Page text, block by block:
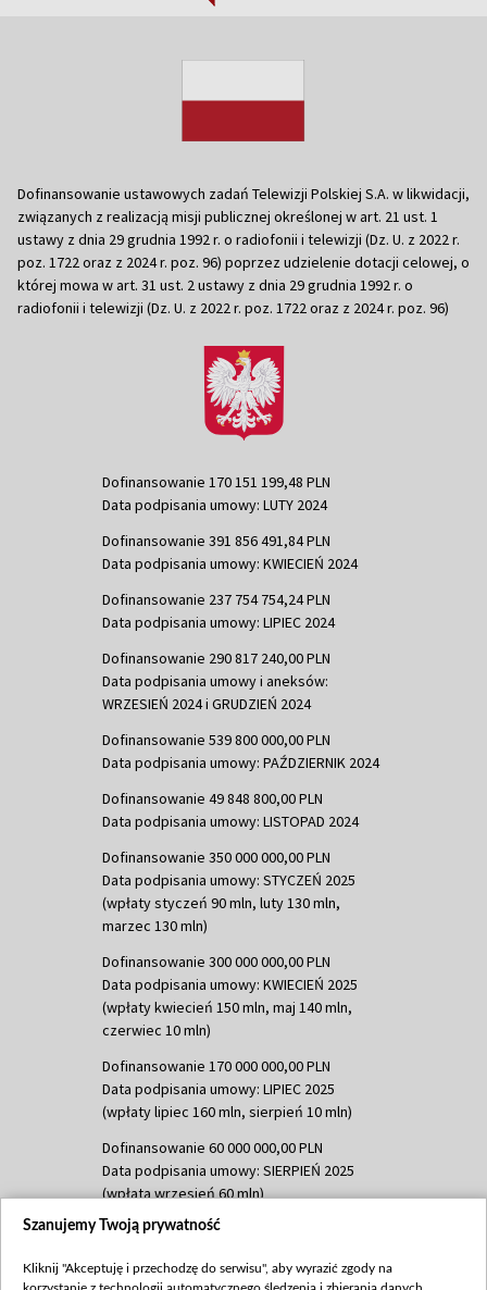
Dofinansowanie ustawowych zadań Telewizji Polskiej S.A. w likwidacji,
związanych z realizacją misji publicznej określonej w art. 21 ust. 1
ustawy z dnia 29 grudnia 1992 r. o radiofonii i telewizji (Dz. U. z 2022 r.
poz. 1722 oraz z 2024 r. poz. 96) poprzez udzielenie dotacji celowej, o
której mowa w art. 31 ust. 2 ustawy z dnia 29 grudnia 1992 r. o
radiofonii i telewizji (Dz. U. z 2022 r. poz. 1722 oraz z 2024 r. poz. 96)
Dofinansowanie 170 151 199,48 PLN
Data podpisania umowy: LUTY 2024
Dofinansowanie 391 856 491,84 PLN
Data podpisania umowy: KWIECIEŃ 2024
Dofinansowanie 237 754 754,24 PLN
Data podpisania umowy: LIPIEC 2024
Dofinansowanie 290 817 240,00 PLN
Data podpisania umowy i aneksów:
WRZESIEŃ 2024 i GRUDZIEŃ 2024
Dofinansowanie 539 800 000,00 PLN
Data podpisania umowy: PAŹDZIERNIK 2024
Dofinansowanie 49 848 800,00 PLN
Data podpisania umowy: LISTOPAD 2024
Dofinansowanie 350 000 000,00 PLN
Data podpisania umowy: STYCZEŃ 2025
(wpłaty styczeń 90 mln, luty 130 mln,
marzec 130 mln)
Dofinansowanie 300 000 000,00 PLN
Data podpisania umowy: KWIECIEŃ 2025
(wpłaty kwiecień 150 mln, maj 140 mln,
czerwiec 10 mln)
Dofinansowanie 170 000 000,00 PLN
Data podpisania umowy: LIPIEC 2025
(wpłaty lipiec 160 mln, sierpień 10 mln)
Dofinansowanie 60 000 000,00 PLN
Data podpisania umowy: SIERPIEŃ 2025
(wpłata wrzesień 60 mln)
Dofinansowanie 635 783 051,21 PLN
(wpłata wrzesień 100 mln, październik 350
Szanujemy Twoją prywatność
Kliknij "Akceptuję i przechodzę do serwisu", aby wyrazić zgody na